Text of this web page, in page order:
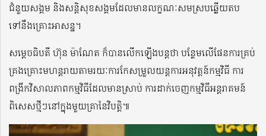
ជំនួយសង្គម និងសន្តិសុខសង្គមដែលមានលក្ខណៈសមស្របឆ្លើយតប
ទៅនឹងគ្រោះអាសន្ន។
សម្តេចធិបតី ហ៊ុន ម៉ាណែត ក៏បានលើកឡើងបន្តថា បន្ថែមលើផែនការគ្រប់
គ្រងគ្រោះមហន្តរាយតាមរយៈការកែសម្រួលយន្តការអនុវត្តន៍កម្មវិធី ការ
ពង្រីកវិសាលភាពកម្មវិធីដែលមានស្រាប់ ការដាក់ចេញកម្មវិធីអន្តរាគមន៍
ពិសេសថ្មីៗនៅក្នុងមួយគ្រានៃវិបត្តិ៕